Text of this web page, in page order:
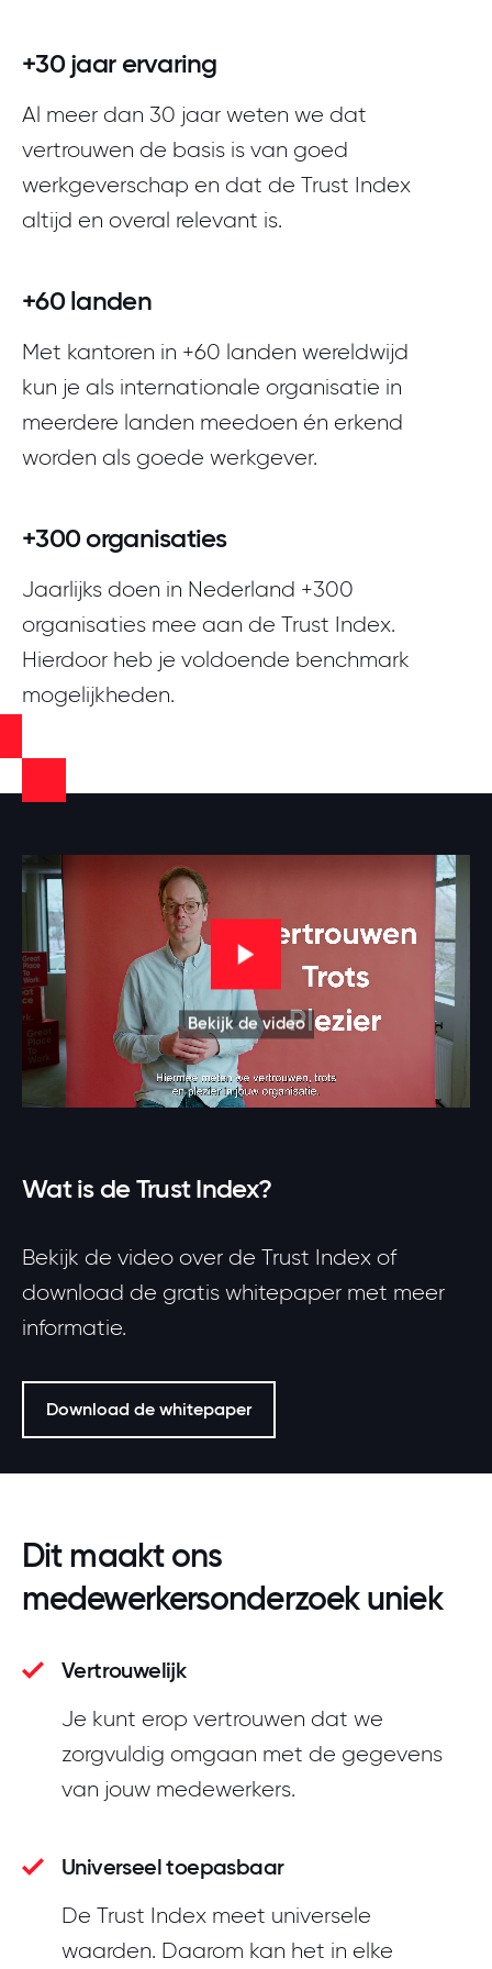
+30 jaar ervaring
Al meer dan 30 jaar weten we dat
vertrouwen de basis is van goed
werkgeverschap en dat de Trust Index
altijd en overal relevant is.
+60 landen
Met kantoren in +60 landen wereldwijd
kun je als internationale organisatie in
meerdere landen meedoen én erkend
worden als goede werkgever.
+300 organisaties
Jaarlijks doen in Nederland +300
organisaties mee aan de Trust Index.
Hierdoor heb je voldoende benchmark
mogelijkheden.
Wat is de Trust Index?
Bekijk de video over de Trust Index of
download de gratis whitepaper met meer
informatie.
Download de whitepaper
Bekijk de video
Dit maakt ons
medewerkersonderzoek uniek
Vertrouwelijk
Je kunt erop vertrouwen dat we
zorgvuldig omgaan met de gegevens
van jouw medewerkers.
Universeel toepasbaar
De Trust Index meet universele
waarden. Daarom kan het in elke